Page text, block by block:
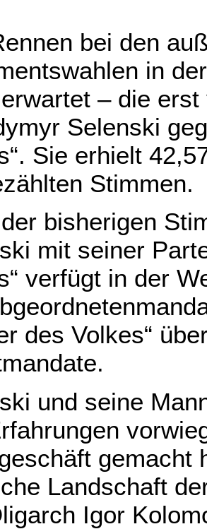
bei den
in
– die
Selenski
Sie erhielt
Stimmen.
bisherigen
mit seiner
verfügt in der
des Volkes“
und seine
gemacht
Landschaft
Igor